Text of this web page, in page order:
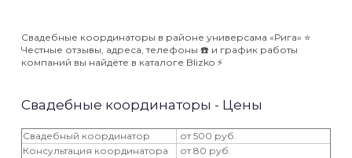
Свадебные координаторы в районе универсама «Рига» ⭐️
Честные отзывы, адреса, телефоны ☎️ и график работы
компаний вы найдёте в каталоге Blizko ⚡️
Свадебные координаторы - Цены
Свадебный координатор
от 500 руб.
Консультация координатора
от 80 руб.